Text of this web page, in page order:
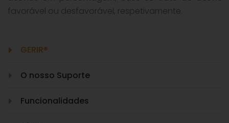
favorável ou desfavorável, respetivamente.
GERIR®
O nosso Suporte
Funcionalidades